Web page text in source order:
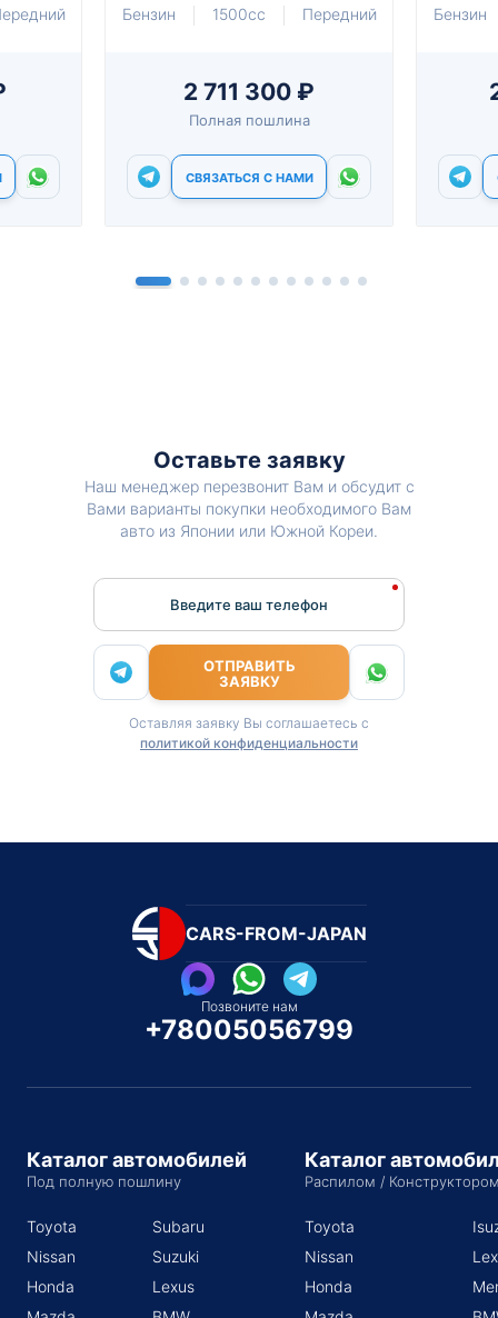
Бензин 1500cc Передний
2 711 300 ₽
Полная пошлина
СВЯЗАТЬСЯ С НАМИ
Бензин
Оставьте заявку
Наш менеджер перезвонит Вам и обсудит с
Вами варианты покупки необходимого Вам
авто из Японии или Южной Кореи.
Введите ваш телефон
ОТПРАВИТЬ
ЗАЯВКУ
Оставляя заявку Вы соглашаетесь с
политикой конфиденциальности
CARS-FROM-JAPAN
Позвоните нам
+78005056799
Каталог автомобилей
Под полную пошлину
Toyota
Nissan
Honda
Subaru
Suzuki
Lexus
Каталог
Распилом /
Toyota
Nissan
Honda